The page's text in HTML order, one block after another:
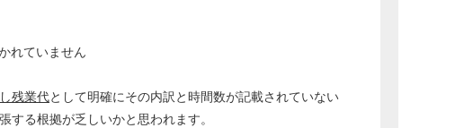
れていません
残業代として明確にその内訳と時間数が記載されていない
する根拠が乏しいかと思われます。